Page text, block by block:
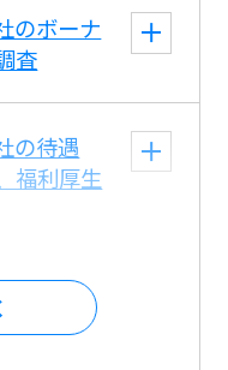
のボーナ
査
の待遇
福利厚生